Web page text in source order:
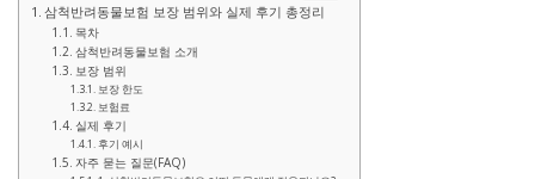
삼척반려동물보험 보장 범위와 실제 후기 총정리
목차
삼척반려동물보험 소개
보장 범위
보장 한도
보험료
실제 후기
후기 예시
자주 묻는 질문(FAQ)